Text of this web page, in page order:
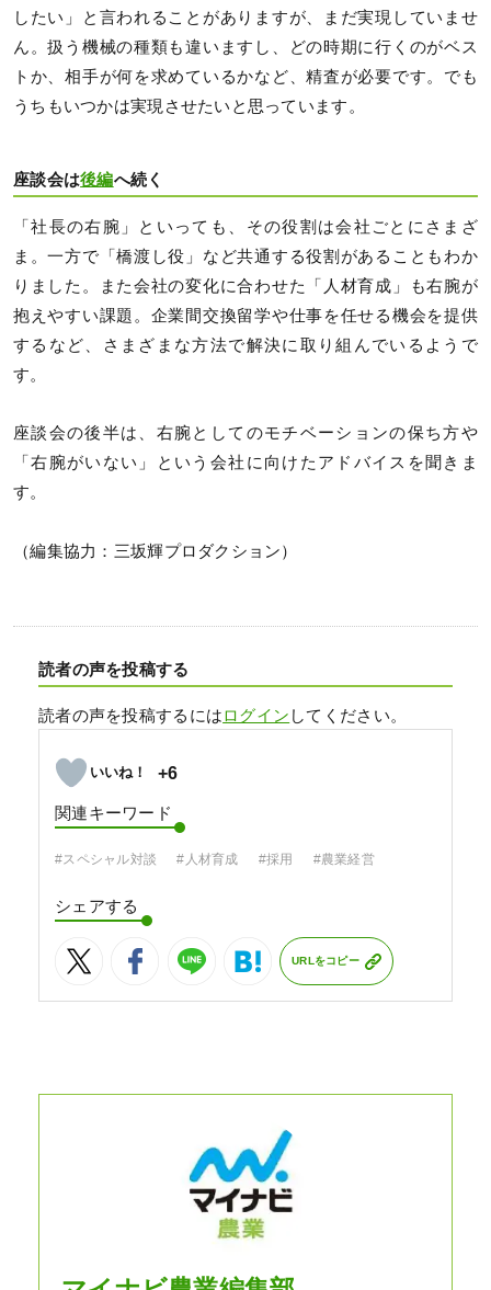
したい」と言われることがありますが、まだ実現していませ
ん。扱う機械の種類も違いますし、どの時期に行くのがベス
トか、相手が何を求めているかなど、精査が必要です。でも
うちもいつかは実現させたいと思っています。
座談会は後編へ続く
「社長の右腕」といっても、その役割は会社ごとにさまざ
ま。一方で「橋渡し役」など共通する役割があることもわか
りました。また会社の変化に合わせた「人材育成」も右腕が
抱えやすい課題。企業間交換留学や仕事を任せる機会を提供
するなど、さまざまな方法で解決に取り組んでいるようで
す。
座談会の後半は、右腕としてのモチベーションの保ち方や
「右腕がいない」という会社に向けたアドバイスを聞きま
す。
（編集協力：三坂輝プロダクション）
読者の声を投稿する
読者の声を投稿するにはログイン してください。
+6
関連キーワード
#スペシャル対談 #人材育成 #採用 #農業経営
シェアする
URLをコピー